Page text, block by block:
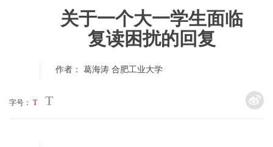
关于一个大一学生面临
复读困扰的回复
作者： 葛海涛 合肥工业大学
字号： T T